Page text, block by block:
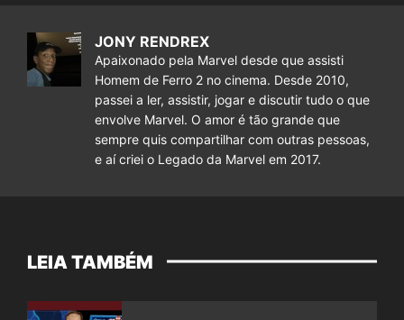
JONY RENDREX
Apaixonado pela Marvel desde que assisti
Homem de Ferro 2 no cinema. Desde 2010,
passei a ler, assistir, jogar e discutir tudo o que
envolve Marvel. O amor é tão grande que
sempre quis compartilhar com outras pessoas,
e aí criei o Legado da Marvel em 2017.
LEIA TAMBÉM